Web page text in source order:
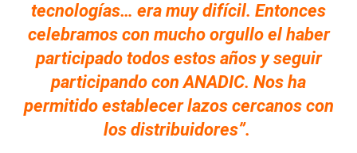
tecnologías… era muy difícil. Entonces
celebramos con mucho orgullo el haber
participado todos estos años y seguir
participando con ANADIC. Nos ha
permitido establecer lazos cercanos con
los distribuidores”.